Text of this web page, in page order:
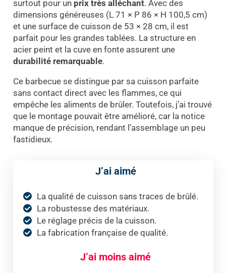
surtout pour un prix très alléchant. Avec des
dimensions généreuses (L 71 × P 86 × H 100,5 cm)
et une surface de cuisson de 53 × 28 cm, il est
parfait pour les grandes tablées. La structure en
acier peint et la cuve en fonte assurent une
durabilité remarquable.
Ce barbecue se distingue par sa cuisson parfaite
sans contact direct avec les flammes, ce qui
empêche les aliments de brûler. Toutefois, j’ai trouvé
que le montage pouvait être amélioré, car la notice
manque de précision, rendant l’assemblage un peu
fastidieux.
J’ai aimé
La qualité de cuisson sans traces de brûlé.
La robustesse des matériaux.
Le réglage précis de la cuisson.
La fabrication française de qualité.
J’ai moins aimé